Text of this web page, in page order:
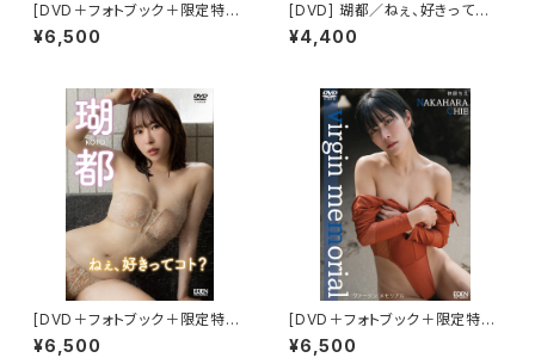
[DVD＋フォトブック＋限定特典
付き] 宮本なる/LOVE STORY
¥6,500
[DVD] 瑚都／ねぇ、好きってコ
ト？ 限定ブロマイド５種(ABCD
E)付き
¥4,400
[DVD＋フォトブック＋限定特典
付き] 瑚都／ねぇ、好きってコト？
¥6,500
[DVD＋フォトブック＋限定特典
付き] 仲原ちえ／virgin memo
rial
¥6,500